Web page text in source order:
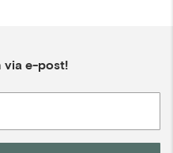
via e-post!